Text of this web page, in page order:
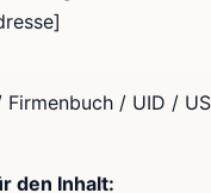
Firmenbuch / UID /
den Inhalt: